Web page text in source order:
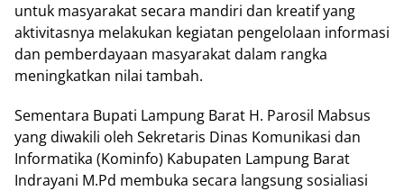
untuk masyarakat secara mandiri dan kreatif yang
aktivitasnya melakukan kegiatan pengelolaan informasi
dan pemberdayaan masyarakat dalam rangka
meningkatkan nilai tambah.
Sementara Bupati Lampung Barat H. Parosil Mabsus
yang diwakili oleh Sekretaris Dinas Komunikasi dan
Informatika (Kominfo) Kabupaten Lampung Barat
Indrayani M.Pd membuka secara langsung sosialiasi